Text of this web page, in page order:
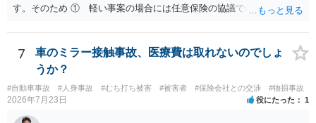
す。そのため ① 軽い事案の場合には任意保険の協議で成立すること
保険の協議となり，事案によっては保険会社が代理人弁護士をつける
場合が多いこと イ 刑事事件に進む場合は，刑事弁護の話になるこ
と などの事情から，任意保険に入っていない場合など，特殊な場合以
外は，あまり顕在化する事情がないのだと思います。 ですから，加害
者側も弁護士が入っているケースは実際にはあるのです。 本件は，刑
事事件の面で問題となっています。 交通事故を発生した場合には，警
察に報告しなければなりません。道路交通法違反第７２条第１項後段
7
車のミラー接触事故、医療費は取れないのでしょ
うか？
#自動車事故 #人身事故 #むち打ち被害 #被害者 #保険会社との交渉 #物損事故
2026年7月23日 役にたった 1